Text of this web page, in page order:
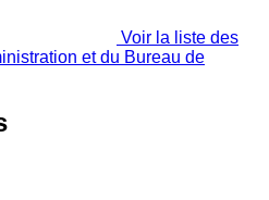
Voir la liste des
et du Bureau de